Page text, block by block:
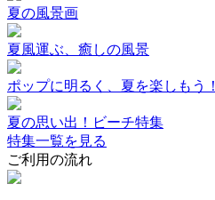
夏の風景画
夏風運ぶ、癒しの風景
ポップに明るく、夏を楽しもう！
夏の思い出！ビーチ特集
特集一覧を見る
ご利用の流れ